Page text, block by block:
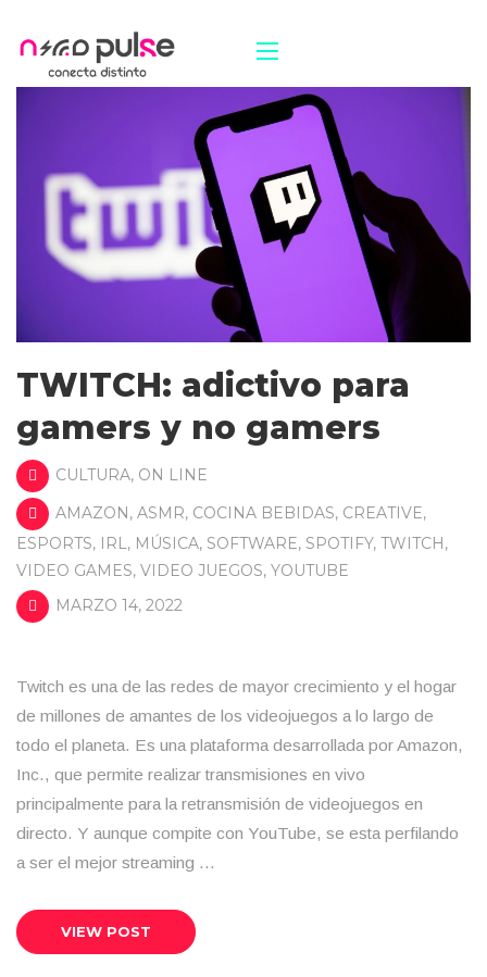
TWITCH: adictivo para
gamers y no gamers
CULTURA, ON LINE
AMAZON, ASMR, COCINA BEBIDAS, CREATIVE,
ESPORTS, IRL, MÚSICA, SOFTWARE, SPOTIFY, TWITCH,
VIDEO GAMES, VIDEO JUEGOS, YOUTUBE
MARZO 14, 2022
Twitch es una de las redes de mayor crecimiento y el hogar
de millones de amantes de los videojuegos a lo largo de
todo el planeta. Es una plataforma desarrollada por Amazon,
Inc., que permite realizar transmisiones en vivo
principalmente para la retransmisión de videojuegos en
directo. Y aunque compite con YouTube, se esta perfilando
a ser el mejor streaming …
VIEW POST